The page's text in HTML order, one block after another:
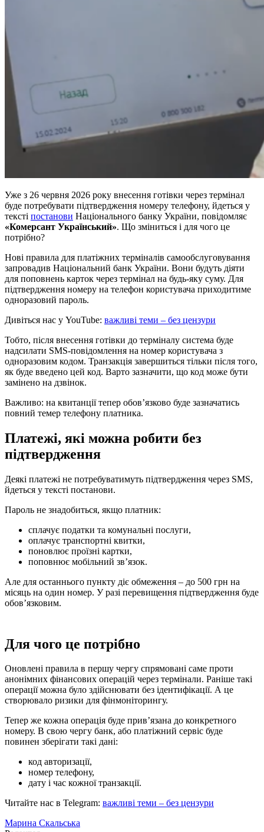
Уже з 26 червня 2026 року внесення готівки через термінал
буде потребувати підтвердження номеру телефону, йдеться у
тексті постанови Національного банку України, повідомляє
«Комерсант Український». Що зміниться і для чого це
потрібно?
Нові правила для платіжних терміналів самообслуговування
запровадив Національний банк України. Вони будуть діяти
для поповнень карток через термінал на будь-яку суму. Для
підтвердження номеру на телефон користувача приходитиме
одноразовий пароль.
Дивіться нас у YouTube: важливі теми – без цензури
Тобто, після внесення готівки до терміналу система буде
надсилати SMS-повідомлення на номер користувача з
одноразовим кодом. Транзакція завершиться тільки після того,
як буде введено цей код. Варто зазначити, що код може бути
замінено на дзвінок.
Важливо: на квитанції тепер обов’язково буде зазначатись
повний темер телефону платника.
Платежі, які можна робити без
підтвердження
Деякі платежі не потребуватимуть підтвердження через SMS,
йдеться у тексті постанови.
Пароль не знадобиться, якщо платник:
сплачує податки та комунальні послуги,
оплачує транспортні квитки,
поновлює проїзні картки,
поповнює мобільний зв’язок.
Але для останнього пункту діє обмеження – до 500 грн на
місяць на один номер. У разі перевищення підтвердження буде
обов’язковим.
Для чого це потрібно
Оновлені правила в першу чергу спрямовані саме проти
анонімних фінансових операцій через термінали. Раніше такі
операції можна було здійснювати без ідентифікації. А це
створювало ризики для фінмоніторингу.
Тепер же кожна операція буде прив’язана до конкретного
номеру. В свою чергу банк, або платіжний сервіс буде
повинен зберігати такі дані:
код авторизації,
номер телефону,
дату і час кожної транзакції.
Читайте нас в Telegram: важливі теми – без цензури
Марина Скальська